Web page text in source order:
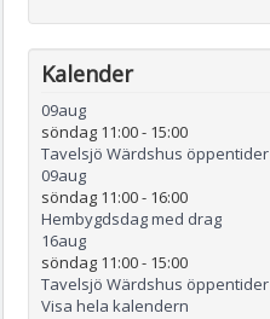
Kalender
09aug
söndag 11:00- 15:00
Tavelsjö Wärdshus öppentider
09aug
söndag 11:00- 16:00
Hembygdsdag med drag
16aug
söndag 11:00- 15:00
Tavelsjö Wärdshus öppentider
Visa hela kalendern